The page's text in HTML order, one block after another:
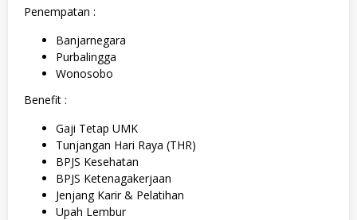
Penempatan :
Banjarnegara
Purbalingga
Wonosobo
Benefit :
Gaji Tetap UMK
Tunjangan Hari Raya (THR)
BPJS Kesehatan
BPJS Ketenagakerjaan
Jenjang Karir & Pelatihan
Upah Lembur